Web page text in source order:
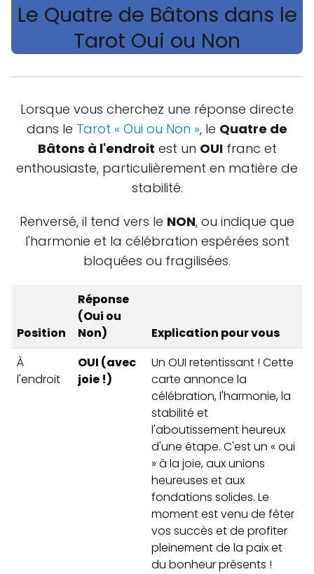
Le Quatre de Bâtons dans le
Tarot Oui ou Non
Lorsque vous cherchez une réponse directe
dans le Tarot « Oui ou Non », le Quatre de
Bâtons à l'endroit est un OUIfranc et
enthousiaste, particulièrement en matière de
stabilité.
Renversé, il tend vers le NON, ou indique que
l'harmonie et la célébration espérées sont
bloquées ou fragilisées.
Position
Réponse
(Oui ou
Non)
Explication pour vous
À
l'endroit
OUI (avec
joie !)
Un OUI retentissant ! Cette
carte annonce la
célébration, l'harmonie, la
stabilité et
l'aboutissement heureux
d'une étape. C'est un « oui
» à la joie, aux unions
heureuses et aux
fondations solides. Le
moment est venu de fêter
vos succès et de profiter
pleinement de la paix et
du bonheur présents !